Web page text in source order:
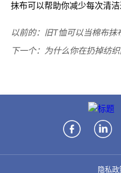
以前的： 旧T恤可以当棉布抹
下一个： 为什么你在扔掉纺
隐私